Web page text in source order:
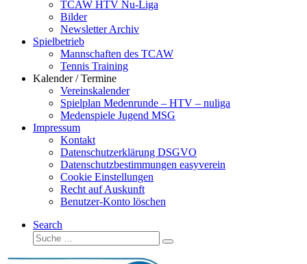
TCAW HTV Nu-Liga
Bilder
Newsletter Archiv
Spielbetrieb
Mannschaften des TCAW
Tennis Training
Kalender / Termine
Vereinskalender
Spielplan Medenrunde – HTV – nuliga
Medenspiele Jugend MSG
Impressum
Kontakt
Datenschutzerklärung DSGVO
Datenschutzbestimmungen easyverein
Cookie Einstellungen
Recht auf Auskunft
Benutzer-Konto löschen
Search
Suche
Suche